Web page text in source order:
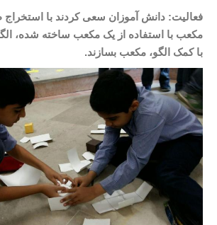
فعالیت: دانش آموزان سعی کردند با
مکعب با استفاده از یک مکعب ساخته شده،
با کمک الگو، مکعب بسازند.